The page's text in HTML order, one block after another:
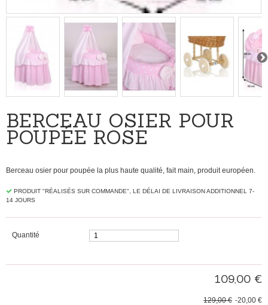
BERCEAU OSIER POUR
POUPÉE ROSE
Berceau osier pour poupée la plus haute qualité, fait main, produit européen.
PRODUIT "RÉALISÉS SUR ​​COMMANDE", LE DÉLAI DE LIVRAISON ADDITIONNEL 7-
14 JOURS
Quantité
109,00 €
-20,00 €
129,00 €